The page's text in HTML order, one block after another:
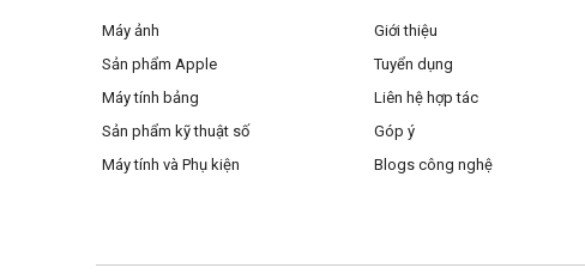
Máy ảnh
Sản phẩm Apple
Máy tính bảng
Sản phẩm kỹ thuật số
Máy tính và Phụ kiện
Giới thiệu
Tuyển dụng
Liên hệ hợp tác
Góp ý
Blogs công nghệ